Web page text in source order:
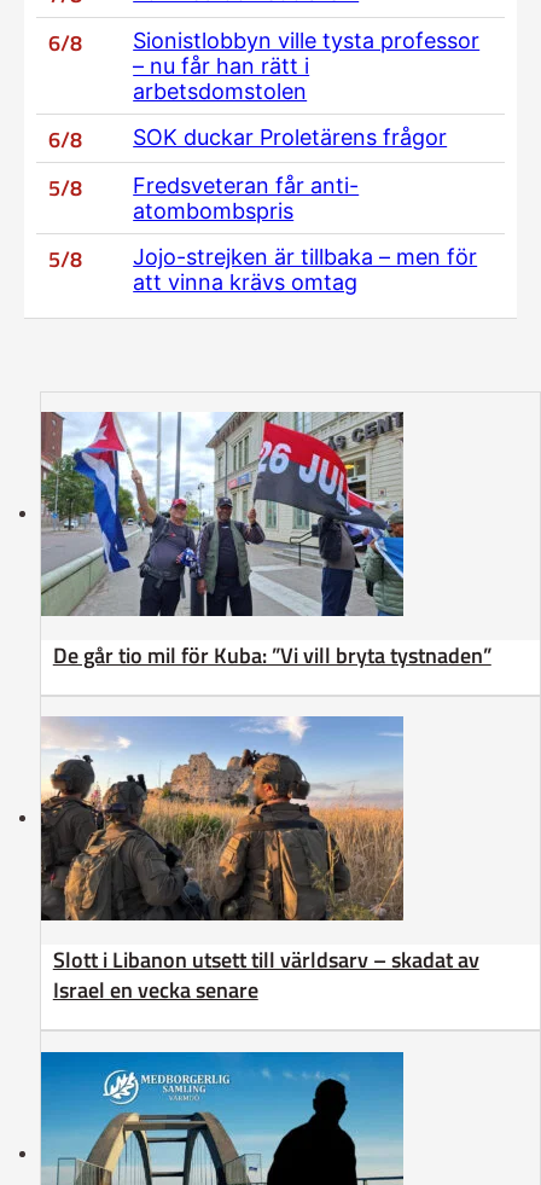
6/8
Sionistlobbyn ville tysta professor
– nu får han rätt i
arbetsdomstolen
6/8 SOK duckar Proletärens frågor
5/8
Fredsveteran får anti-
atombombspris
5/8
Jojo-strejken är tillbaka – men för
att vinna krävs omtag
De går tio mil för Kuba: ”Vi vill bryta tystnaden”
Slott i Libanon utsett till världsarv – skadat av
Israel en vecka senare